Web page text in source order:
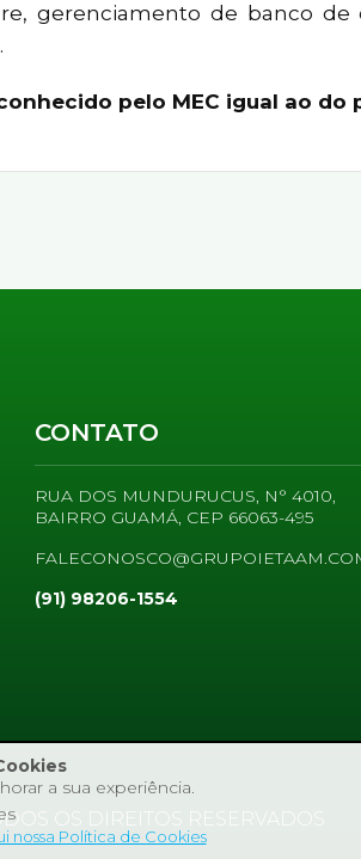
gerenciamento de banco de
pelo MEC igual ao do
CONTATO
RUA DOS MUNDURUCUS, N° 4010,
BAIRRO GUAMÁ, CEP 66063-495
(91) 98206-1554
OS DIREITOS RESERVADOS
a sua experiência.
nossa Política de Cookies